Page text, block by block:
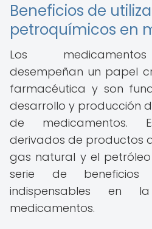
Beneficios de
petroquímicos en
Los
desempeñan un papel
farmacéutica y son
desarrollo y producción
de medicamentos.
derivados de productos
gas natural y el
serie de
indispensables en
medicamentos.